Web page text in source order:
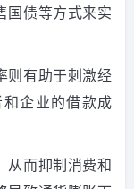
国债等方式来实
则有助于刺激经
企业的借款成
从而抑制消费和